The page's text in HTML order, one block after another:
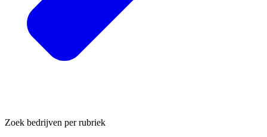
Zoek bedrijven per rubriek